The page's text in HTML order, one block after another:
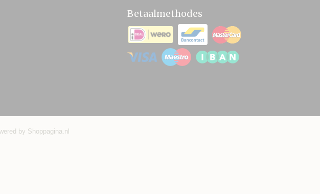
Betaalmethodes
by Shoppagina.nl